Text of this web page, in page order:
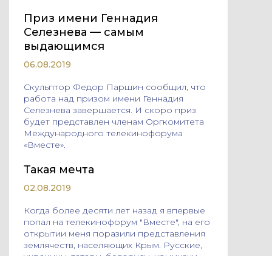
Приз имени Геннадия
Селезнева — самым
выдающимся
06.08.2019
Cкульптор Федор Паршин сообщил, что
работа над призом имени Геннадия
Селезнева завершается. И скоро приз
будет представлен членам Оргкомитета
Международного телекинофорума
«Вместе».
Такая мечта
02.08.2019
Когда более десяти лет назад я впервые
попал на телекинофорум "Вместе", на его
открытии меня поразили представления
землячеств, населяющих Крым. Русские,